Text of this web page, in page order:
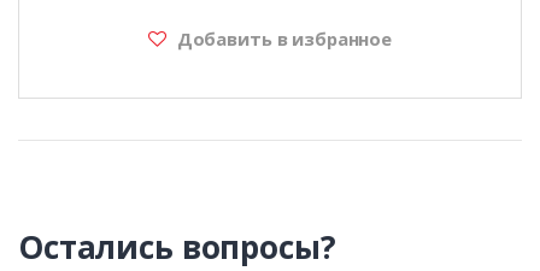
Добавить в избранное
Остались вопросы?